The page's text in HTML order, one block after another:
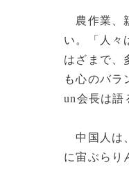
農作業、
い。「人々
はざまで、
も心のバラ
un会長は語
中国人は
に宙ぶらり